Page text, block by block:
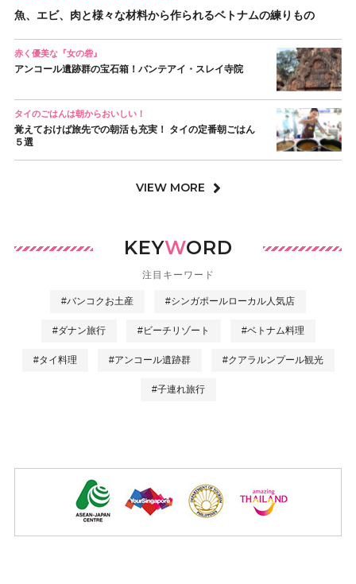
魚、エビ、肉と様々な材料から作られるベトナムの練りもの
赤く優美な『女の砦』
アンコール遺跡群の宝石箱！バンテアイ・スレイ寺院
タイのごはんは朝からおいしい！
覚えておけば旅先での朝活も充実！ タイの定番朝ごはん
５選
VIEW MORE
KEYWORD
注目キーワード
#バンコクお土産 #シンガポールローカル人気店
#ダナン旅行 #ビーチリゾート #ベトナム料理
#タイ料理 #アンコール遺跡群 #クアラルンプール観光
#子連れ旅行